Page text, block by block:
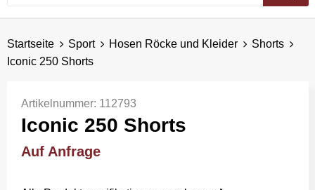
Startseite Sport Hosen Röcke und Kleider
Shorts
Iconic 250 Shorts
Artikelnummer: 112793
Iconic 250 Shorts
Auf Anfrage